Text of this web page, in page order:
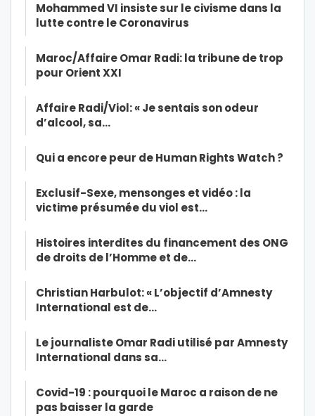
Mohammed VI insiste sur le civisme dans la
lutte contre le Coronavirus
Maroc/Affaire Omar Radi: la tribune de trop
pour Orient XXI
Affaire Radi/Viol: « Je sentais son odeur
d’alcool, sa…
Qui a encore peur de Human Rights Watch ?
Exclusif-Sexe, mensonges et vidéo : la
victime présumée du viol est…
Histoires interdites du financement des ONG
de droits de l’Homme et de…
Christian Harbulot: « L’objectif d’Amnesty
International est de…
Le journaliste Omar Radi utilisé par Amnesty
International dans sa…
Covid-19 : pourquoi le Maroc a raison de ne
pas baisser la garde